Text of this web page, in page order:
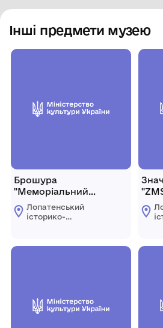
Інші предмети музею
Брошура
"Меморіальний
комплекс"
"Партизанська слава"
Лопатенський
історико-